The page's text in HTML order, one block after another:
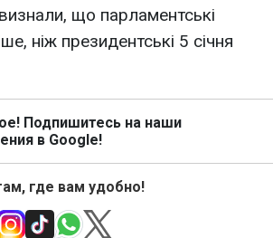
що парламентські
ніж президентські 5 січня
Подпишитесь на наши
в Google!
где вам удобно!